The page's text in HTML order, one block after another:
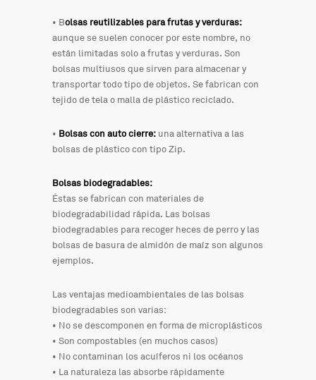
• Bolsas reutilizables para frutas y verduras:
aunque se suelen conocer por este nombre, no
están limitadas solo a frutas y verduras. Son
bolsas multiusos que sirven para almacenar y
transportar todo tipo de objetos. Se fabrican con
tejido de tela o malla de plástico reciclado.
• Bolsas con auto cierre: una alternativa a las
bolsas de plástico con tipo Zip.
Bolsas biodegradables:
Éstas se fabrican con materiales de
biodegradabilidad rápida. Las bolsas
biodegradables para recoger heces de perro y las
bolsas de basura de almidón de maíz son algunos
ejemplos.
Las ventajas medioambientales de las bolsas
biodegradables son varias:
• No se descomponen en forma de microplásticos
• Son compostables (en muchos casos)
• No contaminan los acuíferos ni los océanos
• La naturaleza las absorbe rápidamente